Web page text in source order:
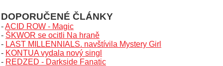
DOPORUČENÉ ČLÁNKY
-ACID ROW - Magic
- ŠKWOR se ocitli Na hraně
- LAST MILLENNIALS. navštívila Mystery Girl
- KONTUA vydala nový singl
- REDZED - Darkside Fanatic